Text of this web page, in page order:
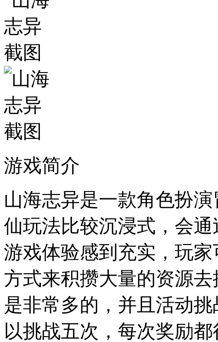
游戏简介
山海志异是一款角色扮
仙玩法比较沉浸式，会
游戏体验感到充实，玩
方式来积攒大量的资源
是非常多的，并且活动
以挑战五次，每次奖励